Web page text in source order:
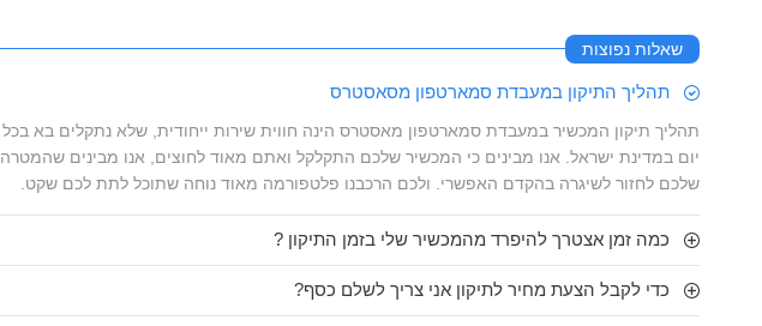
שאלות נפוצות
תהליך התיקון במעבדת סמארטפון מסאסטרס
תהליך תיקון המכשיר במעבדת סמארטפון מאסטרס הינה חווית שירות ייחודית, שלא נתקלים בא בכל
יום במדינת ישראל. אנו מבינים כי המכשיר שלכם התקלקל ואתם מאוד לחוצים, אנו מבינים שהמטרה
שלכם לחזור לשיגרה בהקדם האפשרי. ולכם הרכבנו פלטפורמה מאוד נוחה שתוכל לתת לכם שקט.
כמה זמן אצטרך להיפרד מהמכשיר שלי בזמן התיקון ?
כדי לקבל הצעת מחיר לתיקון אני צריך לשלם כסף?